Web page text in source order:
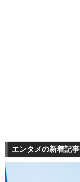
エンタメの新着記事